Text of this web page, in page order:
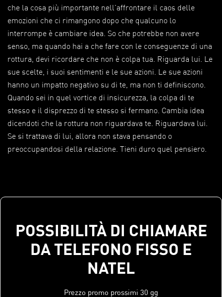
che la cosa più importante nell'affrontare il caos delle
emozioni che ci rimangono dopo che qualcuno lo
interrompe è cambiare idea. So che potrebbe non avere
senso, ma quando hai a che fare con le conseguenze di una
rottura, devi ricordare che non è colpa tua. Riguarda lui. Le
sue scelte, i suoi sentimenti e le sue azioni. Le sue azioni
hanno un impatto negativo su di te, ma non ti definiscono.
Quando sei in quel vortice di insicurezza, la colpa di te
stesso e il disprezzo di te stesso si fermano. Cambia idea
dicendoti che la rottura non riguardava te. Riguardava lui.
Se si trattava di lui, allora non stava pensando o
preoccupandosi della relazione. Tieni duro quel pensiero.
POSSIBILITÀ DI CHIAMARE
DA TELEFONO FISSO E
NATEL
Prezzo promo prossimi 30 gg